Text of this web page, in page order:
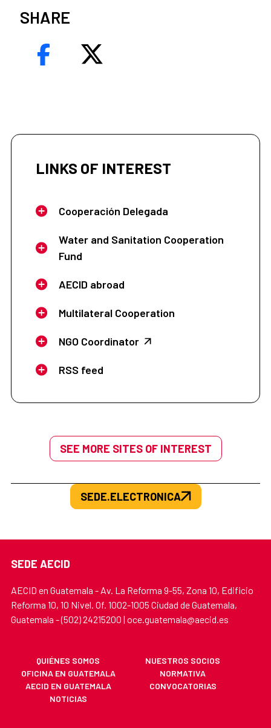
SHARE
LINKS OF INTEREST
Cooperación Delegada
Water and Sanitation Cooperation
Fund
AECID abroad
Multilateral Cooperation
NGO Coordinator
RSS feed
SEE MORE SITES OF INTEREST
SEDE.ELECTRONICA
SEDE AECID
AECID en Guatemala - Av. La Reforma 9-55, Zona 10, Edificio
Reforma 10, 10 Nivel. Of. 1002-1005 Ciudad de Guatemala,
Guatemala - (502) 24215200 | oce.guatemala@aecid.es
QUIÉNES SOMOS
NUESTROS SOCIOS
OFICINA EN GUATEMALA
NORMATIVA
AECID EN GUATEMALA
CONVOCATORIAS
NOTICIAS